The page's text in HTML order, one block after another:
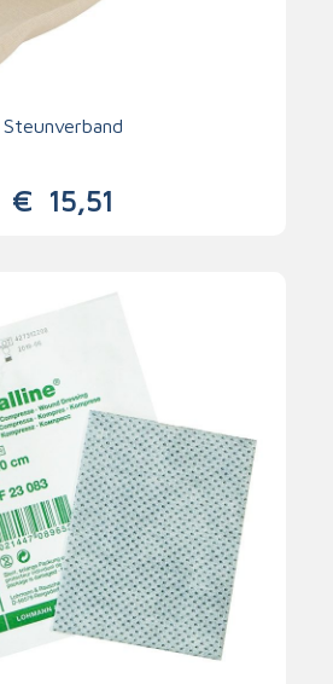
Steunverband
€ 15,51